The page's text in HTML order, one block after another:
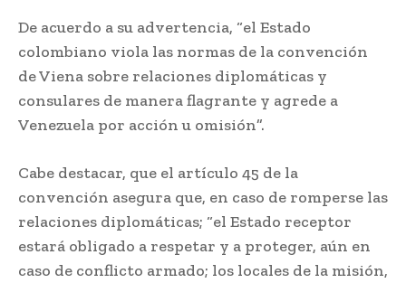
De acuerdo a su advertencia, “el Estado
colombiano viola las normas de la convención
de Viena sobre relaciones diplomáticas y
consulares de manera flagrante y agrede a
Venezuela por acción u omisión”.
Cabe destacar, que el artículo 45 de la
convención asegura que, en caso de romperse las
relaciones diplomáticas; “el Estado receptor
estará obligado a respetar y a proteger, aún en
caso de conflicto armado; los locales de la misión,